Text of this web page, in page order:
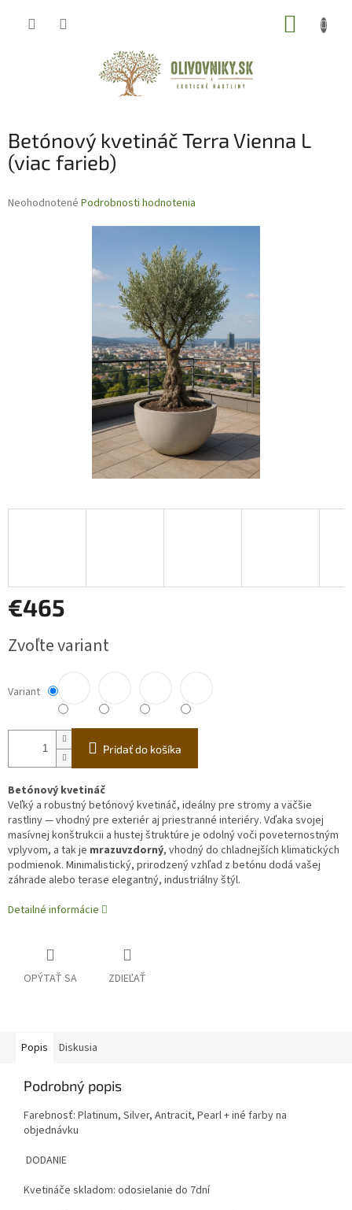
Betónový kvetináč Terra Vienna L
(viac farieb)
Priemerné
Neohodnotené Podrobnosti hodnotenia
€465
cena:
Zvoľte variant
Variant
Pridať do košíka
Betónový kvetináč
Veľký a robustný betónový kvetináč, ideálny pre stromy a väčšie
rastliny — vhodný pre exteriér aj priestranné interiéry. Vďaka svojej
masívnej konštrukcii a hustej štruktúre je odolný voči poveternostným
vplyvom, a tak je mrazuvzdorný, vhodný do chladnejších klimatických
podmienok. Minimalistický, prirodzený vzhľad z betónu dodá vašej
záhrade alebo terase elegantný, industriálny štýl.
Detailné informácie
OPÝTAŤ SA ZDIEĽAŤ
Popis Diskusia
Podrobný popis
Farebnosť: Platinum, Silver, Antracit, Pearl + iné farby na
objednávku
DODANIE
Kvetináče skladom: odosielanie do 7dní